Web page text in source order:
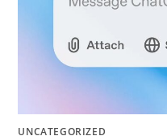
UNCATEGORIZED